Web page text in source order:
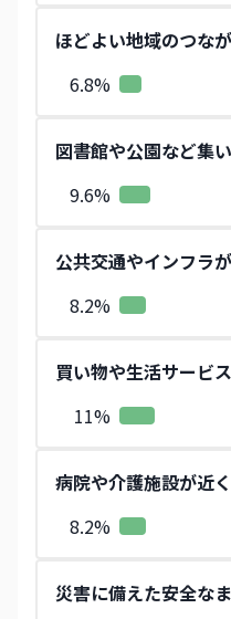
ほどよい地域のつな
6.8%
図書館や公園など集
9.6%
公共交通やインフラ
8.2%
買い物や生活サービ
11%
病院や介護施設が近
8.2%
災害に備えた安全な